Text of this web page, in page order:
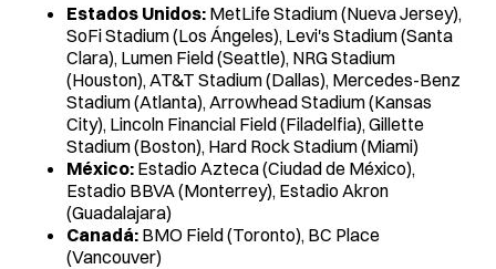
Estados Unidos: MetLife Stadium (Nueva Jersey),
SoFi Stadium (Los Ángeles), Levi's Stadium (Santa
Clara), Lumen Field (Seattle), NRG Stadium
(Houston), AT&T Stadium (Dallas), Mercedes-Benz
Stadium (Atlanta), Arrowhead Stadium (Kansas
City), Lincoln Financial Field (Filadelfia), Gillette
Stadium (Boston), Hard Rock Stadium (Miami)
México: Estadio Azteca (Ciudad de México),
Estadio BBVA (Monterrey), Estadio Akron
(Guadalajara)
Canadá: BMO Field (Toronto), BC Place
(Vancouver)